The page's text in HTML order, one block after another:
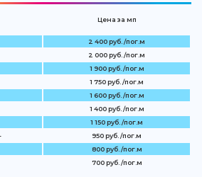
Цена за мп
2 400 руб. /пог.м
2 000 руб. /пог.м
1 900 руб. /пог.м
1 750 руб. /пог.м
1 600 руб. /пог.м
1 400 руб. /пог.м
1 150 руб. /пог.м
950 руб. /пог.м
800 руб. /пог.м
700 руб. /пог.м